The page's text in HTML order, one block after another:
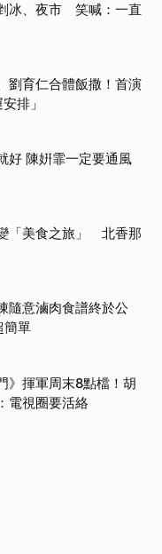
冰、夜市 笑喊：一直
劉育仁合體飯撒！首演
排」
好 陳姸霏一定要通風
「美食之旅」 北香那
隨意滷肉食譜終於公
單
》揮軍周末8點檔！胡
電視圈要活絡